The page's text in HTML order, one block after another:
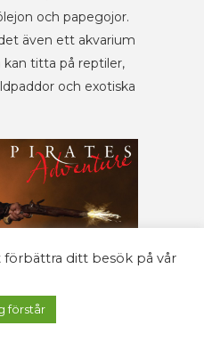
och papegojor.
även ett akvarium
kan titta på reptiler,
och exotiska
förbättra ditt besök på vår
förstår